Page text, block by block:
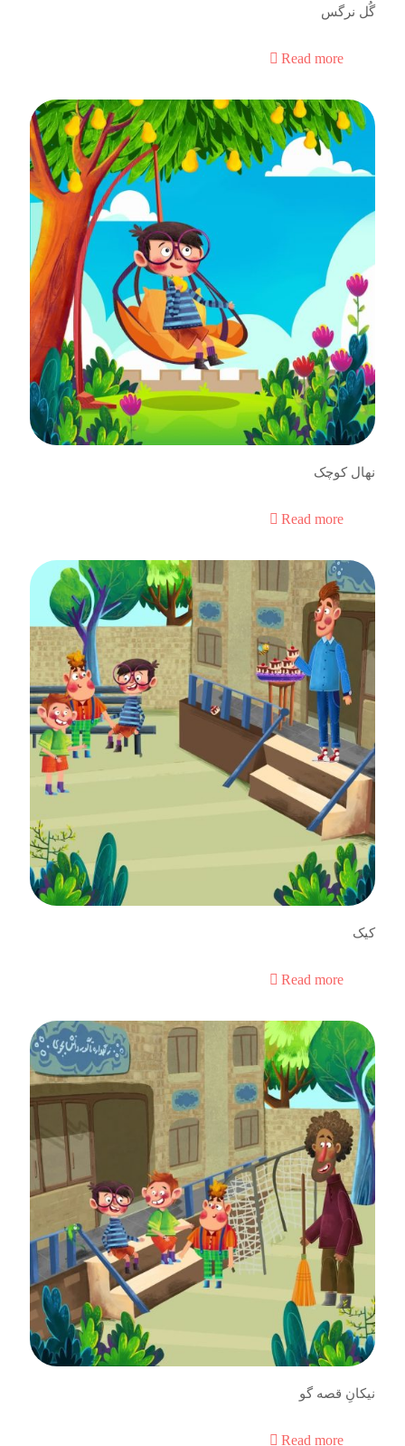
گُل نرگس
Read more
نهال کوچک
Read more
کیک
Read more
نیکانِ قصه گو
Read more